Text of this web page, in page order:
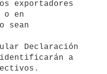
exportadores
o en
sean
Declaración
identificarán a